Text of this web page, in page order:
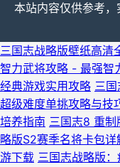
本站内容仅供参考
三国志战略版壁纸高清
智力武将攻略 - 最强智
经典游戏实用攻略 三
超级难度单挑攻略与技
培养指南 三国志8 重
略版S2赛季名将卡包详
游下载 三国志战略版